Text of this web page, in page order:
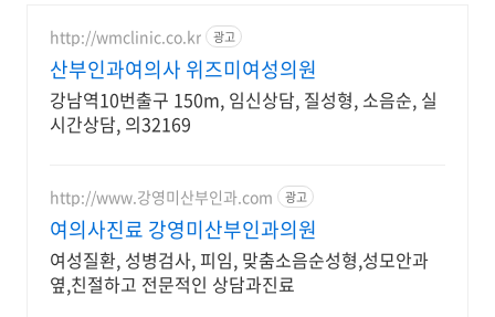
http://wmclinic.co.kr 광고
산부인과여의사 위즈미여성의원
강남역10번출구 150m, 임신상담, 질성형, 소음순, 실
시간상담, 의32169
http://www.강영미산부인과.com 광고
여의사진료 강영미산부인과의원
여성질환, 성병검사, 피임, 맞춤소음순성형,성모안과
옆,친절하고 전문적인 상담과진료